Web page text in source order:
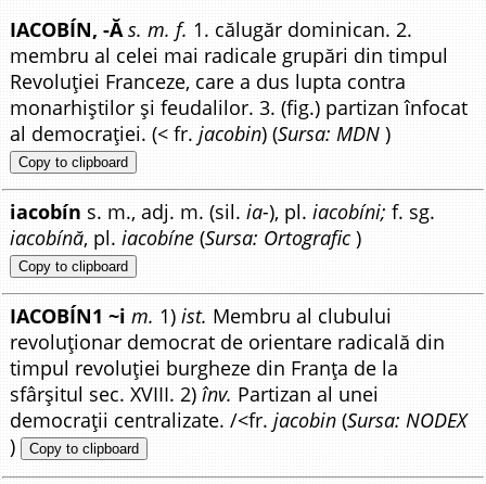
IACOBÍN, -Ă s. m. f. 1. călugăr dominican. 2.
membru al celei mai radicale grupări din timpul
Revoluției Franceze, care a dus lupta contra
monarhiștilor și feudalilor. 3. (fig.) partizan înfocat
al democrației. (< fr.jacobin) (Sursa: MDN )
Copy to clipboard
iacobín s. m., adj. m. (sil.ia-), pl.iacobíni; f. sg.
iacobínă, pl.iacobíne (Sursa: Ortografic )
Copy to clipboard
IACOBÍN1 ~i m. 1) ist. Membru al clubului
revoluționar democrat de orientare radicală din
timpul revoluției burgheze din Franța de la
sfârșitul sec. XVIII. 2)înv. Partizan al unei
democrații centralizate. /<fr.jacobin (Sursa: NODEX
) Copy to clipboard